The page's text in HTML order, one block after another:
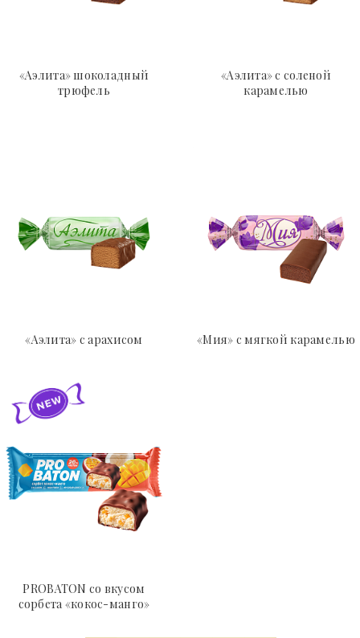
«Аэлита» шоколадный
трюфель
«Аэлита» с соленой
карамелью
«Аэлита» с арахисом «Мия» с мягкой карамелью
PROBATON со вкусом
сорбета «кокос-манго»